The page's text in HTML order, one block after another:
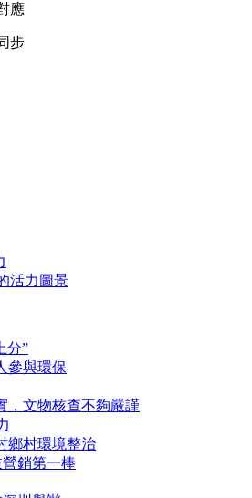
應
步
活力圖景
分”
參與環保
，文物核查不夠嚴謹
鄉村環境整治
銷第一棒